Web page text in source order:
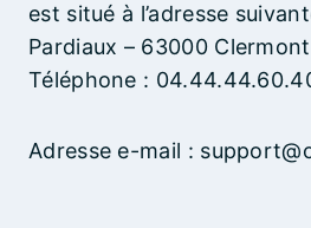
est situé à l’adresse
Pardiaux – 63000
Téléphone :
Adresse e-mail :